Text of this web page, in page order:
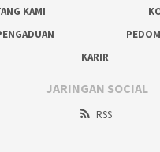
KAMI
KARIR
JARINGAN SOCIAL
RSS